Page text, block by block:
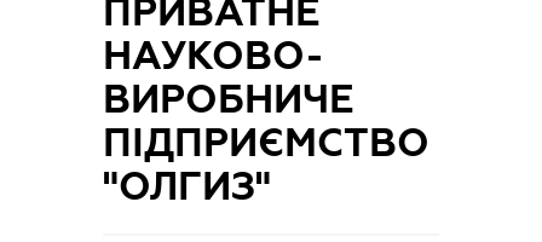
ПРИВАТНЕ
НАУКОВО-
ВИРОБНИЧЕ
ПІДПРИЄМСТВО
"ОЛГИЗ"